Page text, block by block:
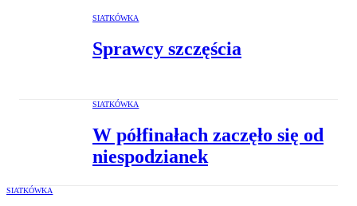
SIATKÓWKA
Sprawcy szczęścia
SIATKÓWKA
W półfinałach zaczęło się od
niespodzianek
SIATKÓWKA